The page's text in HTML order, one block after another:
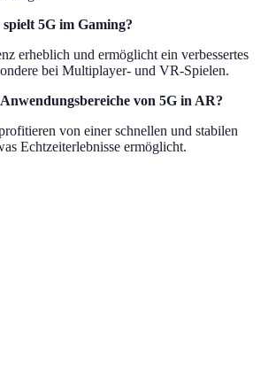
5G im Gaming?
erheblich und ermöglicht ein verbessertes
bei Multiplayer- und VR-Spielen.
von 5G in AR?
von einer schnellen und stabilen
Echtzeiterlebnisse ermöglicht.